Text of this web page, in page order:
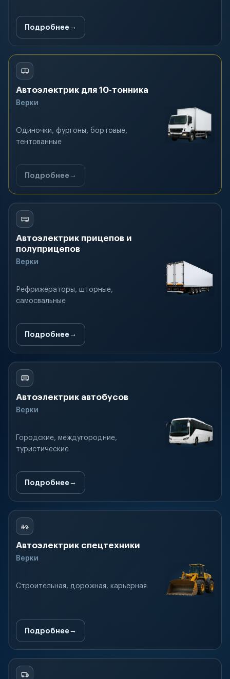
Подробнее
Автоэлектрик для 10-тонника
Верки
Одиночки, фургоны, бортовые,
тентованные
Подробнее
Автоэлектрик прицепов и
полуприцепов
Верки
Рефрижераторы, шторные,
самосвальные
Подробнее
Автоэлектрик автобусов
Верки
Городские, междугородние,
туристические
Подробнее
Автоэлектрик спецтехники
Верки
Строительная, дорожная, карьерная
Подробнее